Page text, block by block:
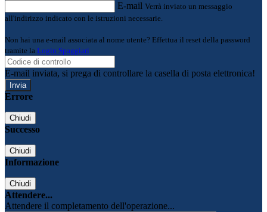
E-mail Verrà inviato un messaggio
all'indirizzo indicato con le istruzioni necessarie.
Non hai una e-mail associata al nome utente? Effettua il reset della password
tramite la Login Spaggiari
E-mail inviata, si prega di controllare la casella di posta elettronica!
Errore
Chiudi
Successo
Chiudi
Informazione
Chiudi
Attendere...
Attendere il completamento dell'operazione...